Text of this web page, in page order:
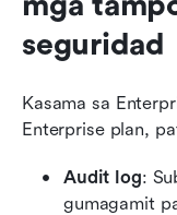
seguridad
Kasama sa
Enterprise plan,
Audit log:
gumagamit